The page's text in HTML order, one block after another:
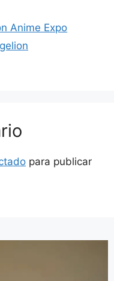
Anime Expo
para publicar